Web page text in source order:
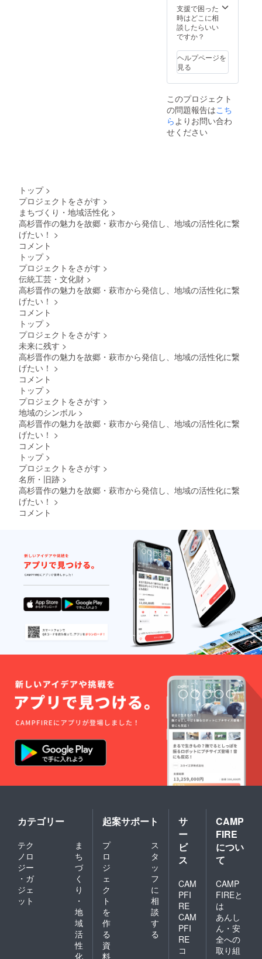
ｍ 横
８ｃｍ
・マグ
カッ
フォル
メver.
サイ
ズ：縦
ｍ 横
８ｃｍ
・扇
子 功
山寺決
メver.
杉晋作
版 サ
印帳
高杉晋
ｃｍ
ｇ×３個
原材
料及び
添加物
品表示
はお届
け商品
のラベ
記され
ます。
商品開
封前に
は必ず
ご確認
くださ
兵ver.
サイ
カッ
プ デ
ｍ 横
８ｃｍ
３７×２
フォル
メver.
サイ
ズ：約
１７×２
５ｃｍ
・付
箋 高
杉晋作
版 サ
イズ：
約１３×
５．５
ｃｍ
高杉晋
作版
サイ
ズ：約
１６×１
０．９
ｃｍ
支援で困った
時はどこに相
談したらいい
ですか？
ヘルプページを
見る
このプロジェクト
の問題報告はこち
らよりお問い合わ
せください
トップ >
プロジェクトをさがす >
まちづくり・地域活性化 >
高杉晋作の魅力を故郷・萩市から発信し、地域の活性化に繋
げたい！ >
コメント
トップ >
プロジェクトをさがす >
伝統工芸・文化財 >
高杉晋作の魅力を故郷・萩市から発信し、地域の活性化に繋
げたい！ >
コメント
トップ >
プロジェクトをさがす >
未来に残す >
高杉晋作の魅力を故郷・萩市から発信し、地域の活性化に繋
げたい！ >
コメント
トップ >
プロジェクトをさがす >
地域のシンボル >
高杉晋作の魅力を故郷・萩市から発信し、地域の活性化に繋
げたい！ >
コメント
トップ >
プロジェクトをさがす >
名所・旧跡 >
高杉晋作の魅力を故郷・萩市から発信し、地域の活性化に繋
げたい！ >
コメント
カテゴリー
テク
ノロ
ジー
・ガ
ジェ
ット
ま
ち
づ
く
り
・
地
域
活
性
化
起案サポート
プ
ロ
ジ
ェ
ク
ト
を
作
る
ス
タ
ッ
フ
に
相
談
す
る
資
料
サ
ー
ビ
ス
CAM
PFI
RE
CAM
PFI
RE
コ
CAMP
FIRE
につい
て
CAMP
FIREと
は
あんし
ん・安
全への
取り組